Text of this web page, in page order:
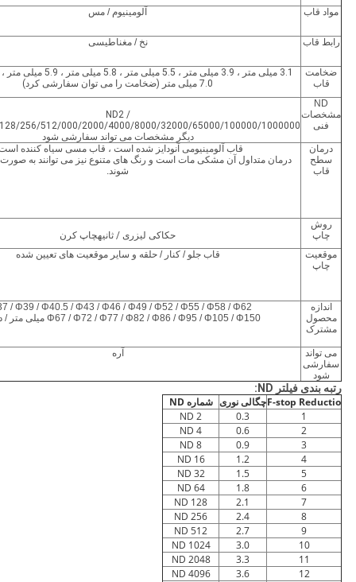
مواد قاب آلومینیوم / مس
رابط قاب نخ / مغناطیسی
ضخامت
قاب
7.0 میلی متر (ضخامت را می توان سفارشی کرد)
ND
مشخصات
فنی
ND2 /
256/512/000/2000/4000/8000/32000/65000/100000/1000000
دیگرمشخصاتمی تواند سفارشی شود
درمان
سطح
قاب
قاب آلومینیومی آنودایز شده است ، قاب مسی سیاه کننده
درمان متداول آن مشکی مات است و رنگ های متنوع نیز می توانند به
شوند.
روش
چاپ
حکاکی لیزری / ثانیهچاپ کرن
موقعیت
چاپ
قاب جلو / کنار / حلقه و سایر موقعیت های تعیین شده
اندازه
محصول
مشترک
/ Φ39 / Φ40.5 / Φ43 / Φ46 / Φ49 / Φ52 / Φ55 / Φ58 / Φ62 /
Φ67 / Φ72 / Φ77 / Φ82 / Φ86 / Φ95 / Φ105 / Φ150 میلی متر / دیگران
می تواند
سفارشی
شود
آره
رتبه بندی فیلتر ND:
F-stop Reductioچگالی نوری شماره ND
1
0.3
ND 2
2
0.6
ND 4
3
0.9
ND 8
4
1.2
ND 16
5
1.5
ND 32
6
1.8
ND 64
7
2.1
ND 128
8
2.4
ND 256
9
2.7
ND 512
10
3.0
ND 1024
11
3.3
ND 2048
12
3.6
ND 4096